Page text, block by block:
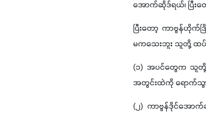
အောက်ဆိုဒ်ရယ်၊ ပြီး
ပြီးတော့ ကာဗွန်ဟို
မကသေးဘူး သူတို့ ထပ်
(၁) အပင်တွေက သူတို့လို
အတွင်းထဲကို ရောက်သွ
(၂) ကာဗွန်ဒိုင်အောက်